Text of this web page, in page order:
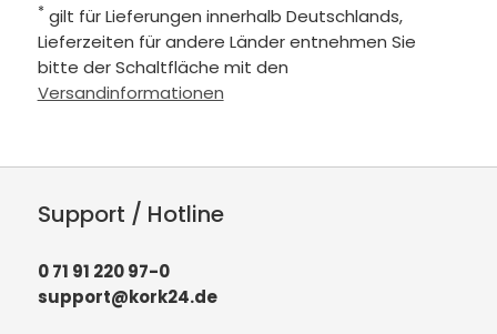
* gilt für Lieferungen innerhalb Deutschlands,
Lieferzeiten für andere Länder entnehmen Sie
bitte der Schaltfläche mit den
Versandinformationen
Support / Hotline
0 71 91 220 97-0
support@kork24.de